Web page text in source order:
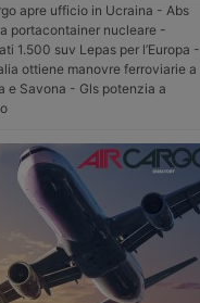
apre ufficio in Ucraina - Abs
portacontainer nucleare -
1.500 suv Lepas per l’Europa -
ottiene manovre ferroviarie a
e Savona - Gls potenzia a